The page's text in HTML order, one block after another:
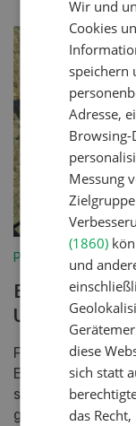
Pflanzenbau
Bessere
Früh gesäte
Bedingungen zur
schlecht
geschieht zu
Wir und
Cookies
speichern
Adresse,
Messung
(1860)
und
diese
sich statt
das